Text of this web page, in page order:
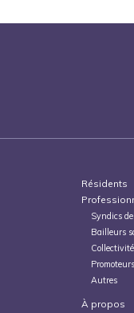
Résidents
Syndics
Bailleurs
Autres
À propos